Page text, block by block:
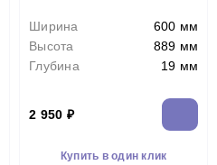
Ширина
600 мм
Высота
889 мм
Глубина
19 мм
2 950 ₽
Купить в один клик